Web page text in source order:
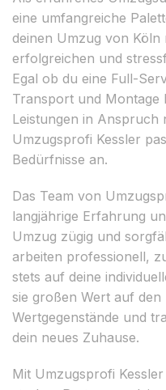
eine umfangreiche
deinen Umzug von
erfolgreichen und
Egal ob du eine Full-
Transport und Montage
Leistungen in Anspruch
Umzugsprofi Kessler
Bedürfnisse an.
Das Team von
langjährige Erfahrung
Umzug zügig und
arbeiten professionell,
stets auf deine
sie großen Wert auf
Wertgegenstände und
dein neues Zuhause.
Mit Umzugsprofi